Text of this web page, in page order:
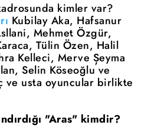
kimler var?
Kubilay Aka, Hafsanur
Mehmet Özgür,
Tülin Özen, Halil
Kelleci, Merve Şeyma
Selin Köseoğlu ve
ve usta oyuncular birlikte
"Aras" kimdir?